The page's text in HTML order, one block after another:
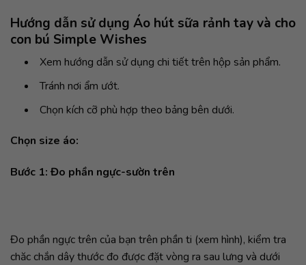
Hướng dẫn sử dụng Áo hút sữa rảnh tay và cho
con bú Simple Wishes
Xem hướng dẫn sử dụng chi tiết trên hộp sản phẩm.
Tránh nơi ẩm ướt.
Chọn kích cỡ phù hợp theo bảng bên dưới.
Chọn size áo:
Bước 1: Đo phần ngực-sườn trên
Đo phần ngực trên của bạn trên phần ti (xem hình), kiểm tra
chăc chắn dây thước đo được đặt vòng ra sau lưng và dưới